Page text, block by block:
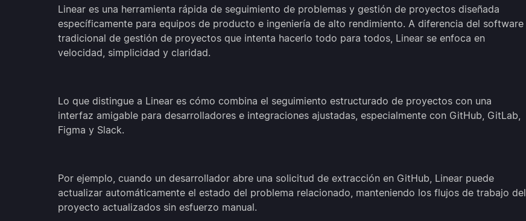
Linear es una herramienta rápida de seguimiento de problemas y gestión de proyectos diseñada
específicamente para equipos de producto e ingeniería de alto rendimiento. A diferencia del software
tradicional de gestión de proyectos que intenta hacerlo todo para todos, Linear se enfoca en
velocidad, simplicidad y claridad.
Lo que distingue a Linear es cómo combina el seguimiento estructurado de proyectos con una
interfaz amigable para desarrolladores e integraciones ajustadas, especialmente con GitHub, GitLab,
Figma y Slack.
Por ejemplo, cuando un desarrollador abre una solicitud de extracción en GitHub, Linear puede
actualizar automáticamente el estado del problema relacionado, manteniendo los flujos de trabajo del
proyecto actualizados sin esfuerzo manual.